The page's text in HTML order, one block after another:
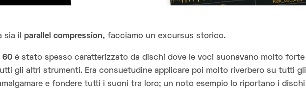
sia il parallel compression, facciamo un excursus storico.
60è stato spesso caratterizzato da dischi dove le voci suonavano molto forte
gli altri strumenti. Era consuetudine applicare poi molto riverbero su tutti gli
e fondere tutti i suoni tra loro; un noto esempio lo riportano i dischi